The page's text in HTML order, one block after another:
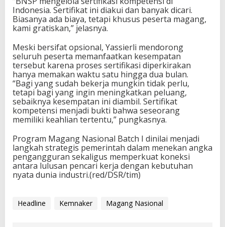
Indonesia. Sertifikat ini diakui dan banyak dicari.
Biasanya ada biaya, tetapi khusus peserta magang,
kami gratiskan,” jelasnya.
Meski bersifat opsional, Yassierli mendorong
seluruh peserta memanfaatkan kesempatan
tersebut karena proses sertifikasi diperkirakan
hanya memakan waktu satu hingga dua bulan.
“Bagi yang sudah bekerja mungkin tidak perlu,
tetapi bagi yang ingin meningkatkan peluang,
sebaiknya kesempatan ini diambil. Sertifikat
kompetensi menjadi bukti bahwa seseorang
memiliki keahlian tertentu,” pungkasnya.
Program Magang Nasional Batch I dinilai menjadi
langkah strategis pemerintah dalam menekan angka
pengangguran sekaligus memperkuat koneksi
antara lulusan pencari kerja dengan kebutuhan
nyata dunia industri.(red/DSR/tim)
Headline Kemnaker Magang Nasional